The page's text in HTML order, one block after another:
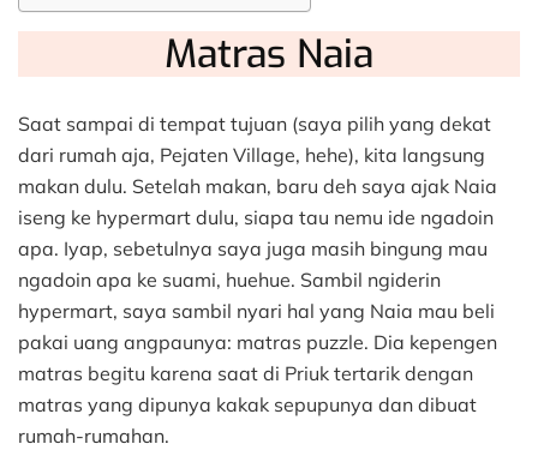
Matras Naia
Saat sampai di tempat tujuan (saya pilih yang dekat
dari rumah aja, Pejaten Village, hehe), kita langsung
makan dulu. Setelah makan, baru deh saya ajak Naia
iseng ke hypermart dulu, siapa tau nemu ide ngadoin
apa. Iyap, sebetulnya saya juga masih bingung mau
ngadoin apa ke suami, huehue. Sambil ngiderin
hypermart, saya sambil nyari hal yang Naia mau beli
pakai uang angpaunya: matras puzzle. Dia kepengen
matras begitu karena saat di Priuk tertarik dengan
matras yang dipunya kakak sepupunya dan dibuat
rumah-rumahan.